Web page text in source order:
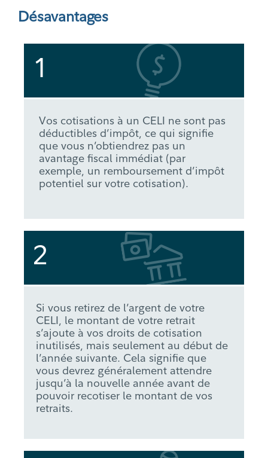
Désavantages
1
Vos cotisations à un CELI ne sont pas
déductibles d’impôt, ce qui signifie
que vous n’obtiendrez pas un
avantage fiscal immédiat (par
exemple, un remboursement d’impôt
potentiel sur votre cotisation).
2
Si vous retirez de l’argent de votre
CELI, le montant de votre retrait
s’ajoute à vos droits de cotisation
inutilisés, mais seulement au début de
l’année suivante. Cela signifie que
vous devrez généralement attendre
jusqu’à la nouvelle année avant de
pouvoir recotiser le montant de vos
retraits.